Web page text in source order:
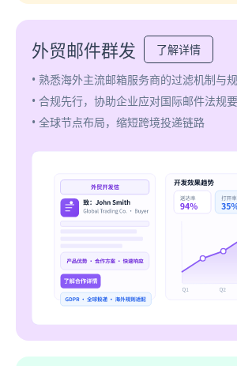
外贸邮件群发
了解详情
• 熟悉海外主流邮箱服务商的过滤机制与
• 合规先行，协助企业应对国际邮件法规
• 全球节点布局，缩短跨境投递链路